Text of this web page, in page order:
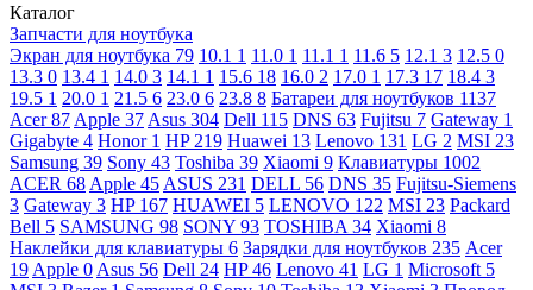
Каталог
Запчасти для ноутбука
Экран для ноутбука 79 10.1 1 11.0 1 11.1 1 11.6 5 12.1 3 12.5 0
13.3 0 13.4 1 14.0 3 14.1 1 15.6 18 16.0 2 17.0 1 17.3 17 18.4 3
19.5 1 20.0 1 21.5 6 23.0 6 23.8 8 Батареи для ноутбуков 1137
Acer87 Apple 37 Asus 304 Dell 115 DNS 63 Fujitsu 7 Gateway 1
Gigabyte 4 Honor 1 HP 219 Huawei 13 Lenovo 131 LG 2 MSI 23
Samsung 39 Sony 43 Toshiba 39 Xiaomi 9 Клавиатуры 1002
ACER 68 Apple 45 ASUS 231 DELL 56 DNS 35 Fujitsu-Siemens
3 Gateway 3 HP 167 HUAWEI 5 LENOVO 122 MSI 23 Packard
Bell 5 SAMSUNG 98 SONY 93 TOSHIBA 34 Xiaomi 8
Наклейки для клавиатуры 6 Зарядки для ноутбуков 235 Acer
19 Apple 0 Asus 56 Dell 24 HP46 Lenovo 41 LG 1 Microsoft 5